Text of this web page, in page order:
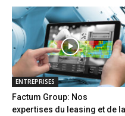
ENTREPRISES
Factum Group: Nos
expertises du leasing et de la